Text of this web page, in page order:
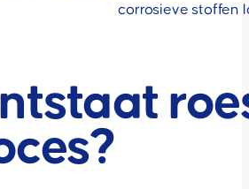
corrosieve stoffen